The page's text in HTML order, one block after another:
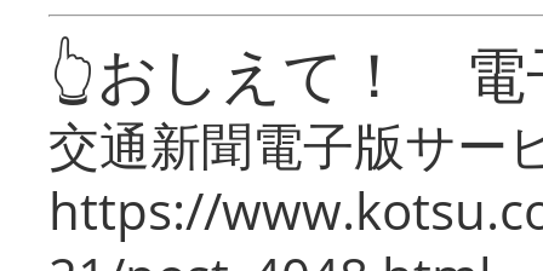
👆おしえて！ 電
交通新聞電子版サー
https://